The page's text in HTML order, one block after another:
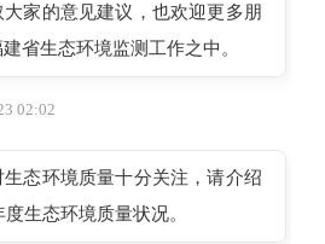
家的意见建议，也欢迎更多朋
省生态环境监测工作之中。
02:02
态环境质量十分关注，请介绍
生态环境质量状况。